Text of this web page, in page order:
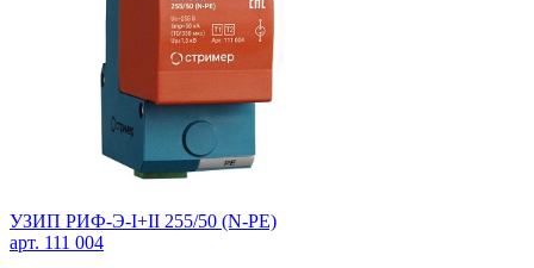
УЗИП РИФ-Э-I+II 255/50 (N-PE)
арт. 111 004